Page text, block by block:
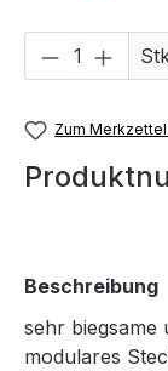
Produkt
Zum
Beschreibung
sehr biegsame
modulares